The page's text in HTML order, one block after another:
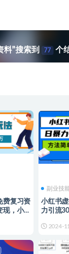
料”搜索到 77 个
费复习资
，小白
副业技
小红书
力引流
2024-